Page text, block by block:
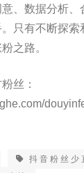
、数据分析、
只有不断探索
之路。
丝：
抖音粉丝少